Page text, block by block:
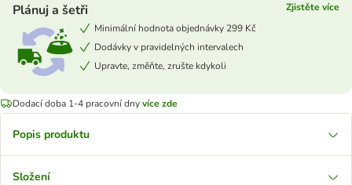
Plánuj a šetři
Zjistěte více
Minimální hodnota objednávky 299 Kč
Dodávky v pravidelných intervalech
Upravte, změňte, zrušte kdykoli
Dodací doba 1-4 pracovní dnyvíce zde
Popis produktu
Složení